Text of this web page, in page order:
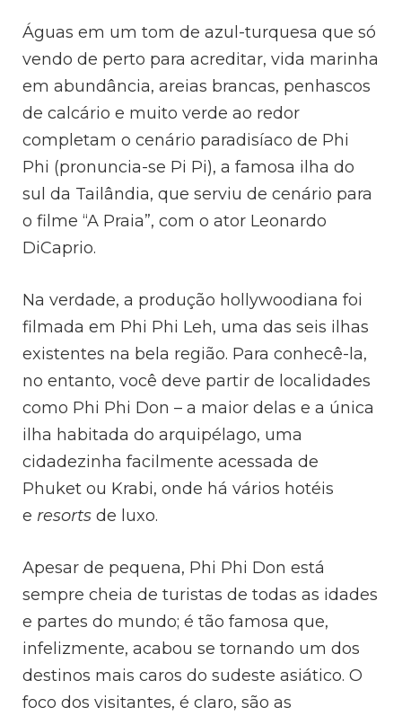
Águas em um tom de azul-turquesa que só
vendo de perto para acreditar, vida marinha
em abundância, areias brancas, penhascos
de calcário e muito verde ao redor
completam o cenário paradisíaco de Phi
Phi (pronuncia-se Pi Pi), a famosa ilha do
sul da Tailândia, que serviu de cenário para
o filme “A Praia”, com o ator Leonardo
DiCaprio.
Na verdade, a produção hollywoodiana foi
filmada em Phi Phi Leh, uma das seis ilhas
existentes na bela região. Para conhecê-la,
no entanto, você deve partir de localidades
como Phi Phi Don – a maior delas e a única
ilha habitada do arquipélago, uma
cidadezinha facilmente acessada de
Phuket ou Krabi, onde há vários hotéis
e resortsde luxo.
Apesar de pequena, Phi Phi Don está
sempre cheia de turistas de todas as idades
e partes do mundo; é tão famosa que,
infelizmente, acabou se tornando um dos
destinos mais caros do sudeste asiático. O
foco dos visitantes, é claro, são as